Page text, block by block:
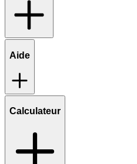
Aide
Calculateur